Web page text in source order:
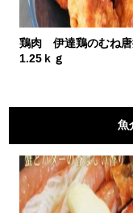
鶏肉 伊達鶏のむね唐
1.25ｋｇ
魚